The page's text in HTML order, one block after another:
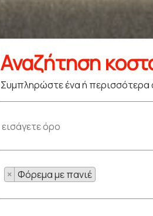
Αναζήτηση
Συμπληρώστε ένα ή περισσότερα
× Φόρεμα με πανιέ